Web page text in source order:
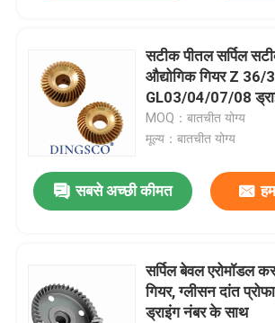
सटीक पीतल सर्पिल
औद्योगिक गियर Z
GL03/04/07/08
MOQ：बातचीत योग्य
मूल्य：बातचीत योग्य
सबसे अच्छी कीमत
सर्पिल बेवल एरोमॉडल
गियर, ग्लीसन दांत
ड्राइंग नंबर के साथ